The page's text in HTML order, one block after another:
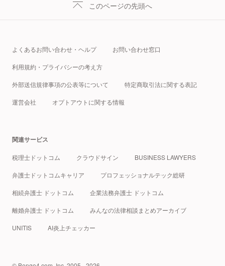
このページの先頭へ
よくあるお問い合わせ・ヘルプ お問い合わせ窓口
利用規約・プライバシーの考え方
外部送信規律事項の公表等について 特定商取引法に関する表記
運営会社 オプトアウトに関する情報
関連サービス
税理士ドットコム クラウドサイン BUSINESS LAWYERS
弁護士ドットコムキャリア プロフェッショナルテック総研
相続弁護士 ドットコム 企業法務弁護士 ドットコム
離婚弁護士 ドットコム みんなの法律相談まとめアーカイブ
UNITIS AI炎上チェッカー